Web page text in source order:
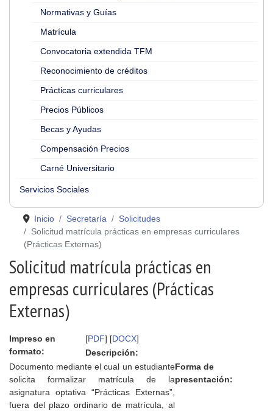
Normativas y Guías
Matrícula
Convocatoria extendida TFM
Reconocimiento de créditos
Prácticas curriculares
Precios Públicos
Becas y Ayudas
Compensación Precios
Carné Universitario
Servicios Sociales
Inicio Secretaría
Solicitudes
Solicitud matrícula prácticas en empresas curriculares
(Prácticas Externas)
Solicitud matrícula prácticas en
empresas curriculares (Prácticas
Externas)
Impreso en
formato:
[PDF] [DOCX]
Descripción:
Documento mediante el cual un estudiante
solicita formalizar matrícula de la
asignatura optativa “Prácticas Externas”,
fuera del plazo ordinario de matrícula, al
Forma de
presentación: